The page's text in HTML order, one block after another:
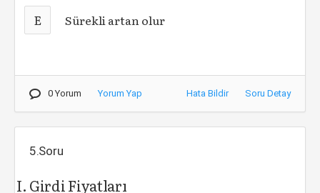
E Sürekli artan olur
0 Yorum Yorum Yap Hata Bildir Soru Detay
5.Soru
Girdi Fiyatları